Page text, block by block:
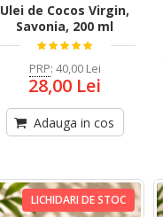
Ulei de Cocos Virgin,
Savonia, 200 ml
PRP: 40,00 Lei
28,00 Lei
Adauga in cos
LICHIDARI DE STOC